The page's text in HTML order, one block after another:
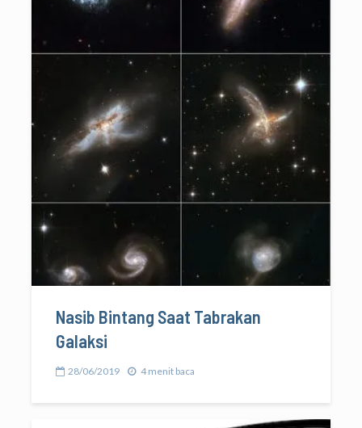
Nasib Bintang Saat Tabrakan
Galaksi
28/06/2019 4 menit baca